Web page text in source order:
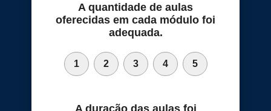
A quantidade de aulas
oferecidas em cada módulo foi
adequada.
1 2 3 4 5
A duração das aulas foi